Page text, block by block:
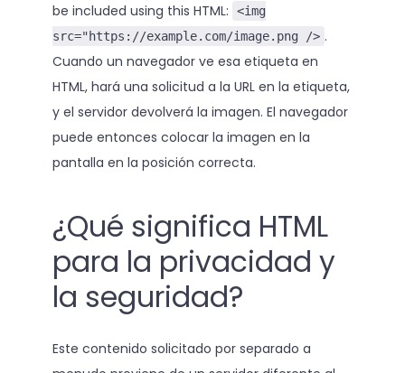
be included using this HTML:
<img
src="https://example.com/image.png /> .
Cuando un navegador ve esa etiqueta en
HTML, hará una solicitud a la URL en la etiqueta,
y el servidor devolverá la imagen. El navegador
puede entonces colocar la imagen en la
pantalla en la posición correcta.
¿Qué significa HTML
para la privacidad y
la seguridad?
Este contenido solicitado por separado a